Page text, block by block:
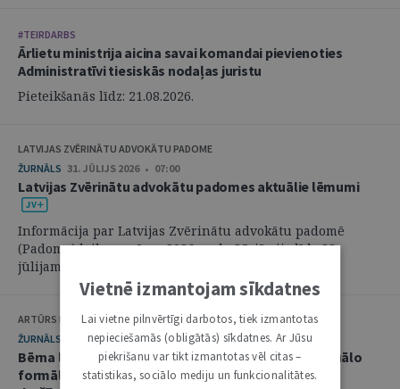
#TEIRDARBS
Ārlietu ministrija aicina savai komandai pievienoties
Administratīvi tiesiskās nodaļas juristu
Pieteikšanās līdz: 21.08.2026.
LATVIJAS ZVĒRINĀTU ADVOKĀTU PADOME
ŽURNĀLS 31. JŪLIJS 2026 • 07:00
Latvijas Zvērinātu advokātu padomes aktuālie lēmumi
Informācija par Latvijas Zvērinātu advokātu padomē
(Padome) laikposmā no 2026. gada 25. jūnija līdz 28.
jūlijam pieņemtajiem lēmumiem. ...
ARTŪRS KURBATOVS, INGA KUDEIKINA, MARTA URBĀNE
ŽURNĀLS
29. JŪLIJS 2026 • 08:00
Bērna labākās intereses civilprocesā: starp procesuālo
formālismu un pienākumu nekavējoties reaģēt uz
Vietnē izmantojam sīkdatnes
Lai vietne pilnvērtīgi darbotos, tiek izmantotas
nepieciešamās (obligātās) sīkdatnes. Ar Jūsu
piekrišanu var tikt izmantotas vēl citas –
statistikas, sociālo mediju un funkcionalitātes.